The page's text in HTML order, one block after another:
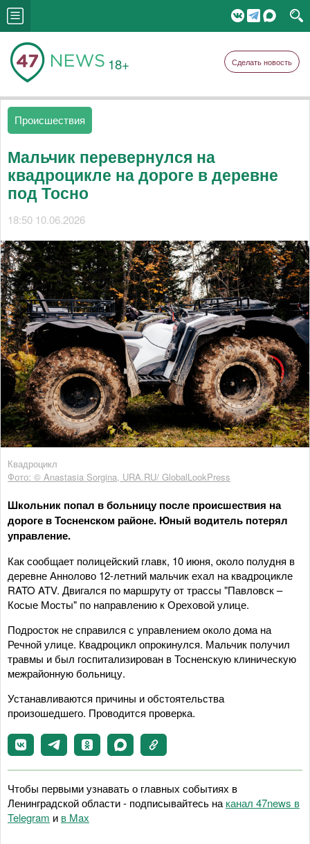
18+ Сделать новость
Происшествия
Мальчик перевернулся на
квадроцикле на дороге в деревне
под Тосно
18:50 10.06.2026
Квадроцикл
Фото: © Anastasia Sorgina, URA.RU/ GlobalLookPress
Школьник попал в больницу после происшествия на
дороге в Тосненском районе. Юный водитель потерял
управление.
Как сообщает полицейский главк, 10 июня, около полудня в
деревне Аннолово 12-летний мальчик ехал на квадроцикле
RATO ATV. Двигался по маршруту от трассы "Павловск –
Косые Мосты" по направлению к Ореховой улице.
Подросток не справился с управлением около дома на
Речной улице. Квадроцикл опрокинулся. Мальчик получил
травмы и был госпитализирован в Тосненскую клиническую
межрайонную больницу.
Устанавливаются причины и обстоятельства
произошедшего. Проводится проверка.
Чтобы первыми узнавать о главных событиях в
Ленинградской области - подписывайтесь на канал 47news в
Telegram и в Maх